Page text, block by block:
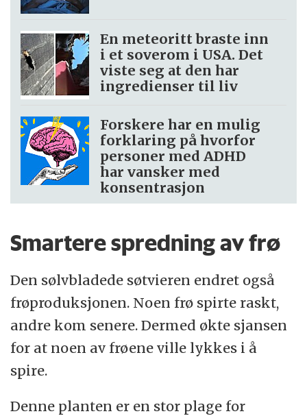
En meteoritt braste inn
i et soverom i USA. Det
viste seg at den har
ingredienser til liv
Forskere har en mulig
forklaring på hvorfor
personer med ADHD
har vansker med
konsentrasjon
Smartere spredning av frø
Den sølvbladede søtvieren endret også
frøproduksjonen. Noen frø spirte raskt,
andre kom senere. Dermed økte sjansen
for at noen av frøene ville lykkes i å
spire.
Denne planten er en stor plage for